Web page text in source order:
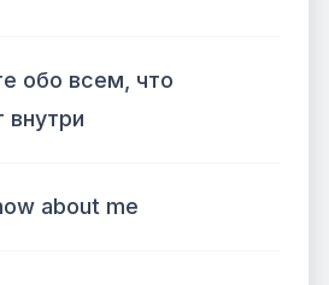
обо всем, что
внутри
about me